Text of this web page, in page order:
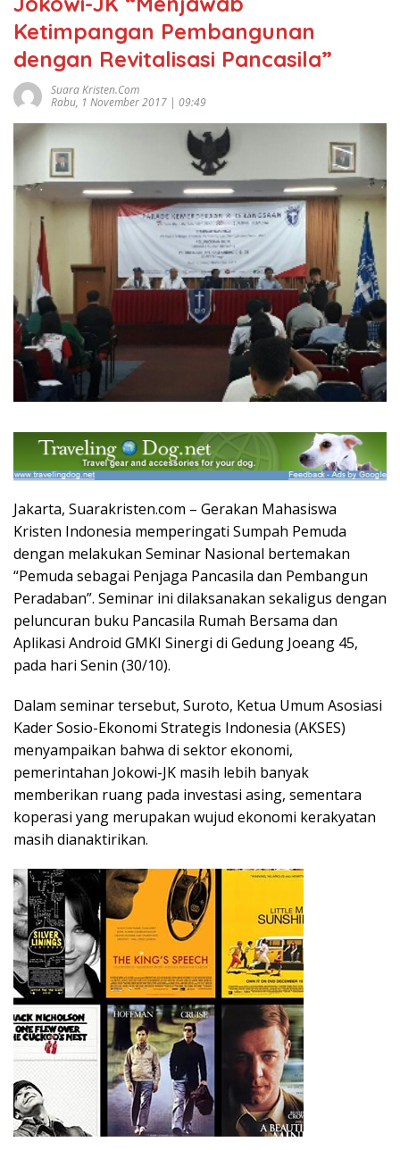
Ketimpangan Pembangunan
dengan Revitalisasi Pancasila”
Suara Kristen.com
Rabu, 1 November 2017 | 09:49
Jakarta, Suarakristen.com – Gerakan Mahasiswa
Kristen Indonesia memperingati Sumpah Pemuda
dengan melakukan Seminar Nasional bertemakan
“Pemuda sebagai Penjaga Pancasila dan Pembangun
Peradaban”. Seminar ini dilaksanakan sekaligus dengan
peluncuran buku Pancasila Rumah Bersama dan
Aplikasi Android GMKI Sinergi di Gedung Joeang 45,
pada hari Senin (30/10).
Dalam seminar tersebut, Suroto, Ketua Umum Asosiasi
Kader Sosio-Ekonomi Strategis Indonesia (AKSES)
menyampaikan bahwa di sektor ekonomi,
pemerintahan Jokowi-JK masih lebih banyak
memberikan ruang pada investasi asing, sementara
koperasi yang merupakan wujud ekonomi kerakyatan
masih dianaktirikan.